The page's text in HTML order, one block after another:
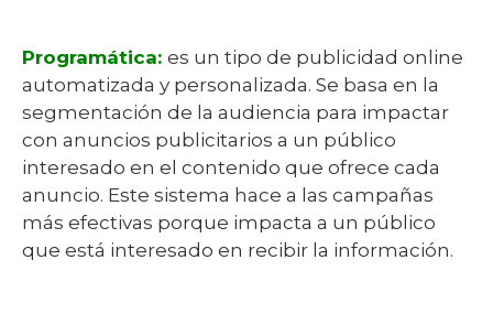
Programática: es un tipo de publicidad online
automatizada y personalizada. Se basa en la
segmentación de la audiencia para impactar
con anuncios publicitarios a un público
interesado en el contenido que ofrece cada
anuncio. Este sistema hace a las campañas
más efectivas porque impacta a un público
que está interesado en recibir la información.